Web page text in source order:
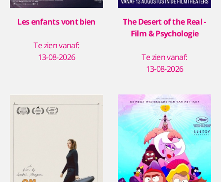
Les enfants vont bien
Te zien vanaf:
13-08-2026
The Desert of the Real -
Film & Psychologie
Te zien vanaf:
13-08-2026